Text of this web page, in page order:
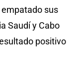
sus
Saudí y Cabo
positivo